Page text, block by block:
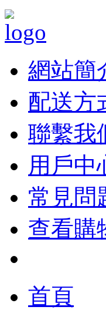
網站簡
配送方
聯繫我
用戶中
常見問
查看購
首頁